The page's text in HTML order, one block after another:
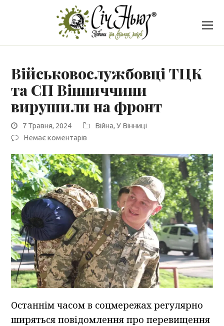
Військовослужбовці ТЦК
та СП Вінниччини
вирушили на фронт
7 Травня, 2024 Війна,У Вінниці
Немає коментарів
Останнім часом в соцмережах регулярно
ширяться повідомлення про перевищення